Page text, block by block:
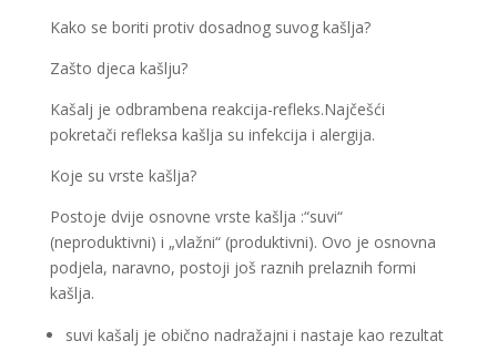
Kako se boriti protiv dosadnog suvog kašlja?
Zašto djeca kašlju?
Kašalj je odbrambena reakcija-refleks.Najčešći
pokretači refleksa kašlja su infekcija i alergija.
Koje su vrste kašlja?
Postoje dvije osnovne vrste kašlja :“suvi“
(neproduktivni) i „vlažni“ (produktivni). Ovo je osnovna
podjela, naravno, postoji još raznih prelaznih formi
kašlja.
suvi kašalj je obično nadražajni i nastaje kao rezultat